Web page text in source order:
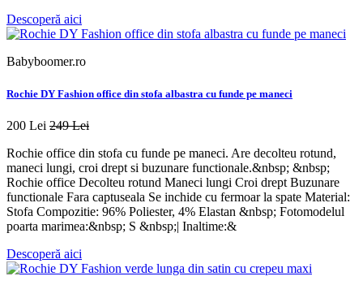
Descoperă aici
Babyboomer.ro
Rochie DY Fashion office din stofa albastra cu funde pe maneci
200 Lei 249 Lei
Rochie office din stofa cu funde pe maneci. Are decolteu rotund,
maneci lungi, croi drept si buzunare functionale.&nbsp; &nbsp;
Rochie office Decolteu rotund Maneci lungi Croi drept Buzunare
functionale Fara captuseala Se inchide cu fermoar la spate Material:
Stofa Compozitie: 96% Poliester, 4% Elastan &nbsp; Fotomodelul
poarta marimea:&nbsp; S &nbsp;| Inaltime:&
Descoperă aici